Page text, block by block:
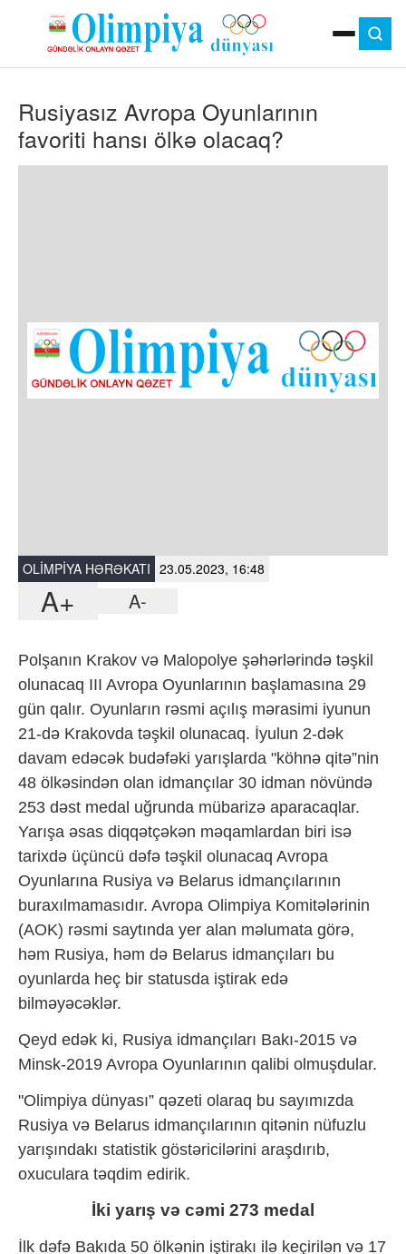
MOK
OLIMPIYA OYUNLARI
ÇAP VERSIYASI
TV
DIGƏR
Rusiyasız Avropa Oyunlarının
favoriti hansı ölkə olacaq?
OLIMPIYA HƏRƏKATI 23.05.2023, 16:48
A+ A-
Polşanın Krakov və Malopolye şəhərlərində təşkil
olunacaq III Avropa Oyunlarının başlamasına 29
gün qalır. Oyunların rəsmi açılış mərasimi iyunun
21-də Krakovda təşkil olunacaq. İyulun 2-dək
davam edəcək budəfəki yarışlarda "köhnə qitə”nin
48 ölkəsindən olan idmançılar 30 idman növündə
253 dəst medal uğrunda mübarizə aparacaqlar.
Yarışa əsas diqqətçəkən məqamlardan biri isə
tarixdə üçüncü dəfə təşkil olunacaq Avropa
Oyunlarına Rusiya və Belarus idmançılarının
buraxılmamasıdır. Avropa Olimpiya Komitələrinin
(AOK) rəsmi saytında yer alan məlumata görə,
həm Rusiya, həm də Belarus idmançıları bu
oyunlarda heç bir statusda iştirak edə
bilməyəcəklər.
Qeyd edək ki, Rusiya idmançıları Bakı-2015 və
Minsk-2019 Avropa Oyunlarının qalibi olmuşdular.
"Olimpiya dünyası” qəzeti olaraq bu sayımızda
Rusiya və Belarus idmançılarının qitənin nüfuzlu
yarışındakı statistik göstəricilərini araşdırıb,
oxuculara təqdim edirik.
İki yarış və cəmi 273 medal
İlk dəfə Bakıda 50 ölkənin iştirakı ilə keçirilən və 17